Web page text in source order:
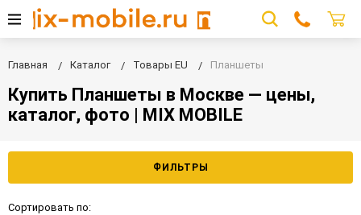
Главная Каталог Товары EU Планшеты
Купить Планшеты в Москве — цены,
каталог, фото | MIX MOBILE
ФИЛЬТРЫ
Сортировать по: